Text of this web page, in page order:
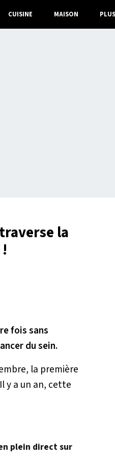
CUISINE MAISON PLUS
la
fois sans
du sein.
la première
y a un an, cette
plein direct sur